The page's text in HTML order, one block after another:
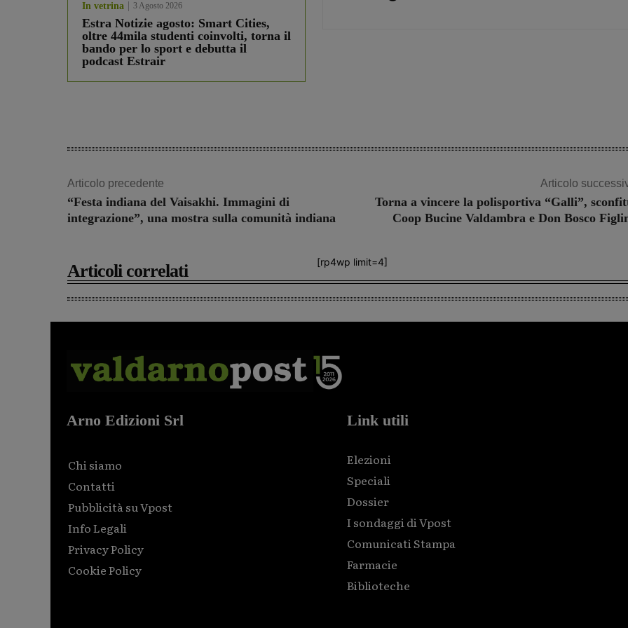
In vetrina 3 Agosto 2026
Estra Notizie agosto: Smart Cities,
oltre 44mila studenti coinvolti, torna il
bando per lo sport e debutta il
podcast Estrair
Articolo precedente
“Festa indiana del Vaisakhi. Immagini di
integrazione”, una mostra sulla comunità indiana
Articolo
Torna a vincere la polisportiva “Galli”,
Coop Bucine Valdambra e Don Bosco
[rp4wp limit=4]
Articoli correlati
Arno Edizioni Srl
Chi siamo
Contatti
Pubblicità su Vpost
Info Legali
Privacy Policy
Cookie Policy
Link utili
Elezioni
Speciali
Dossier
I sondaggi di Vpost
Comunicati Stampa
Farmacie
Biblioteche